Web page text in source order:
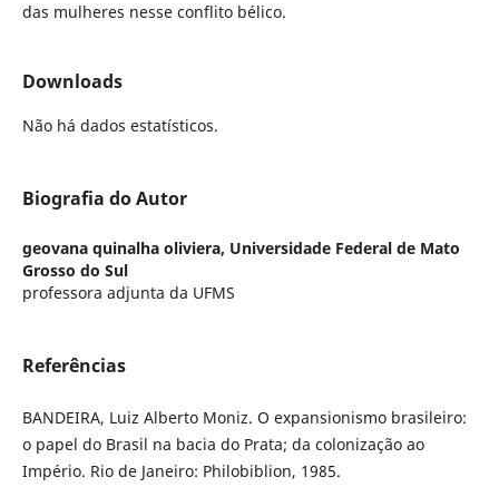
das mulheres nesse conflito bélico.
Downloads
Não há dados estatísticos.
Biografia do Autor
geovana quinalha oliviera, Universidade Federal de Mato
Grosso do Sul
professora adjunta da UFMS
Referências
BANDEIRA, Luiz Alberto Moniz. O expansionismo brasileiro:
o papel do Brasil na bacia do Prata; da colonização ao
Império. Rio de Janeiro: Philobiblion, 1985.